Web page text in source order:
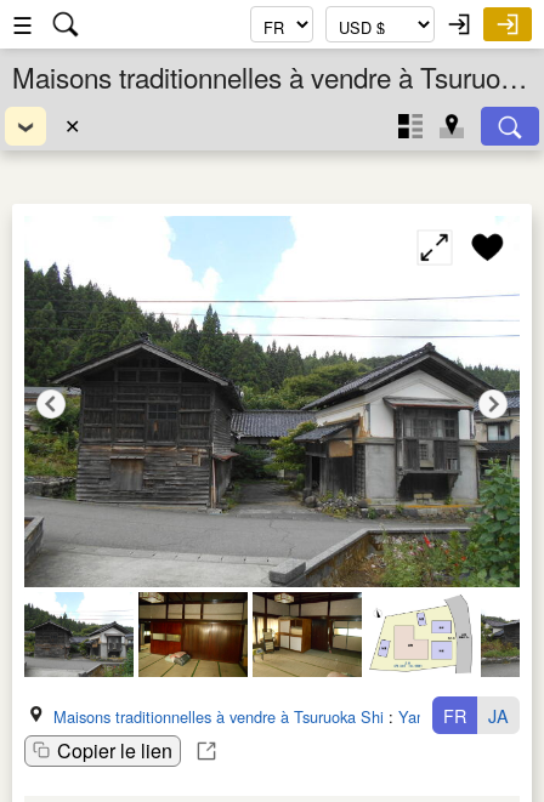
☰
Maisons traditionnelles à vendre à Tsuruoka Shi, Yamagata Ken, Tohoku, Japon
✕
Maisons traditionnelles à vendre à Tsuruoka Shi : Yamagata Ken
Copier le lien
FR JA